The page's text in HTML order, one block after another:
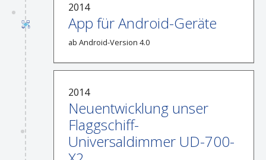
2014
App für Android-Geräte
ab Android-Version 4.0
2014
Neuentwicklung unser
Flaggschiff-
Universaldimmer UD-700-